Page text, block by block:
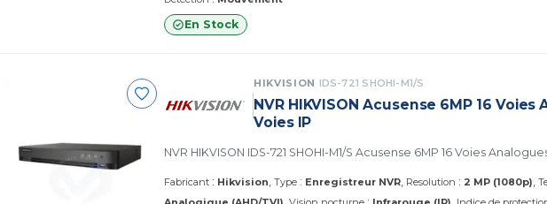
En Stock
HIKVISION IDS-721 SHOHI-M1/S
NVR HIKVISON Acusense 6MP 16 Voies
Voies IP
NVR HIKVISON IDS-721 SHOHI-M1/S Acusense 6MP 16 Voies
Fabricant : Hikvision Type : Enregistreur NVR Resolution : 2 MP (1080p)